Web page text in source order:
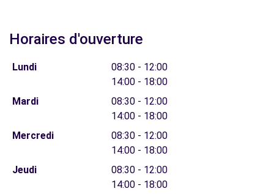
Horaires d'ouverture
Lundi
08:30 - 12:00
14:00 - 18:00
Mardi
08:30 - 12:00
14:00 - 18:00
Mercredi
08:30 - 12:00
14:00 - 18:00
Jeudi
08:30 - 12:00
14:00 - 18:00